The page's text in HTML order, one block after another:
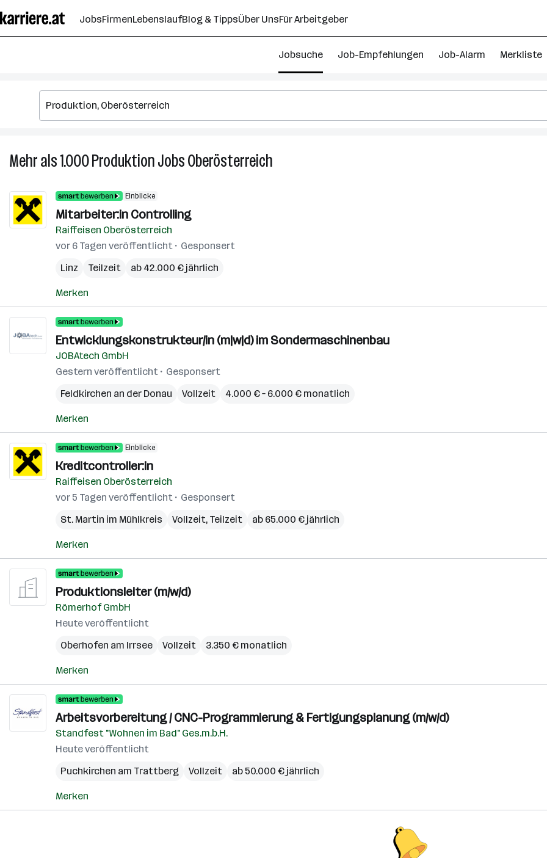
Seiteninhalt
springen
JobsFirmenLebenslaufBlog & TippsÜber UnsFür Arbeitgeber
Jobsuche Job-Empfehlungen Job-Alarm Merkliste
Mehr als 1.000ProduktionJobsOberösterreich
Einblicke
Mitarbeiter:in Controlling
Raiffeisen Oberösterreich
vor 6 Tagen veröffentlicht
Gesponsert
Linz
Teilzeit ab 42.000 € jährlich
Merken
Entwicklungskonstrukteur/in (m|w|d) im Sondermaschinenbau
JOBAtech GmbH
Gestern veröffentlicht
Gesponsert
Feldkirchen an der Donau
Vollzeit 4.000 € – 6.000 € monatlich
Merken
Einblicke
Kreditcontroller:in
Raiffeisen Oberösterreich
vor 5 Tagen veröffentlicht
Gesponsert
St. Martin im Mühlkreis
Vollzeit, Teilzeit ab 65.000 € jährlich
Merken
Produktionsleiter (m/w/d)
Römerhof GmbH
Heute veröffentlicht
Oberhofen am Irrsee
Vollzeit 3.350 € monatlich
Merken
Arbeitsvorbereitung / CNC-Programmierung & Fertigungsplanung (m/w/d)
Standfest "Wohnen im Bad" Ges.m.b.H.
Heute veröffentlicht
Puchkirchen am Trattberg
Vollzeit ab 50.000 € jährlich
Merken